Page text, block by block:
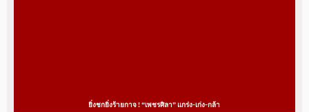
ยิ่งชกยิ่งร้ายกาจ ! “เพชรศิลา” แกร่ง-เก่ง-กล้า